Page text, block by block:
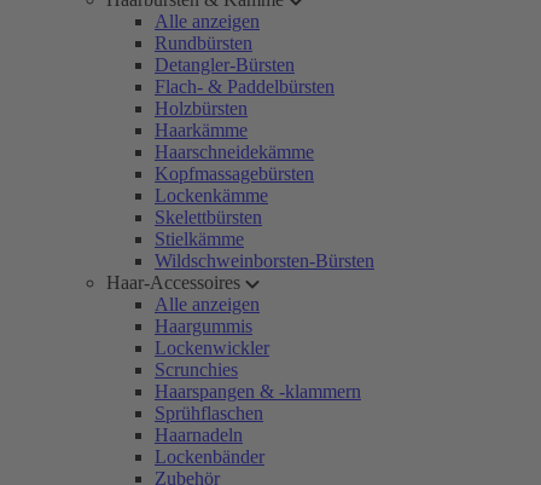
Alle anzeigen
Rundbürsten
Detangler-Bürsten
Flach- & Paddelbürsten
Holzbürsten
Haarkämme
Haarschneidekämme
Kopfmassagebürsten
Lockenkämme
Skelettbürsten
Stielkämme
Wildschweinborsten-Bürsten
Haar-Accessoires
Alle anzeigen
Haargummis
Lockenwickler
Scrunchies
Haarspangen & -klammern
Sprühflaschen
Haarnadeln
Lockenbänder
Zubehör